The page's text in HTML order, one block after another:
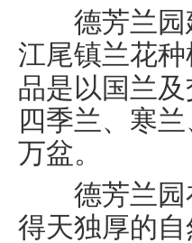
德芳兰园建
江尾镇兰花
品是以国兰
四季兰、寒
万盆。
德芳兰园在
得天独厚的